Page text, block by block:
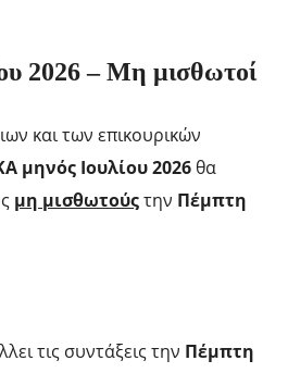
2026 – Μη μισθωτοί
και των επικουρικών
μηνός Ιουλίου 2026 θα
μη μισθωτούςτην Πέμπτη
τις συντάξεις την Πέμπτη